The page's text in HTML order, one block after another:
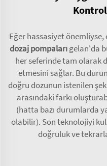
Eğer hassasiyet
dozaj pompalarıgelan'da
her seferinde tam olarak
etmesini sağlar. Bu
doğru dozunun istenilen
arasındaki farkı
(hatta bazı durumlarda
olabilir). Son teknolojiyi
doğruluk ve